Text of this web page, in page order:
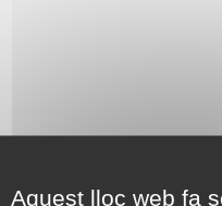
Aquest lloc web fa